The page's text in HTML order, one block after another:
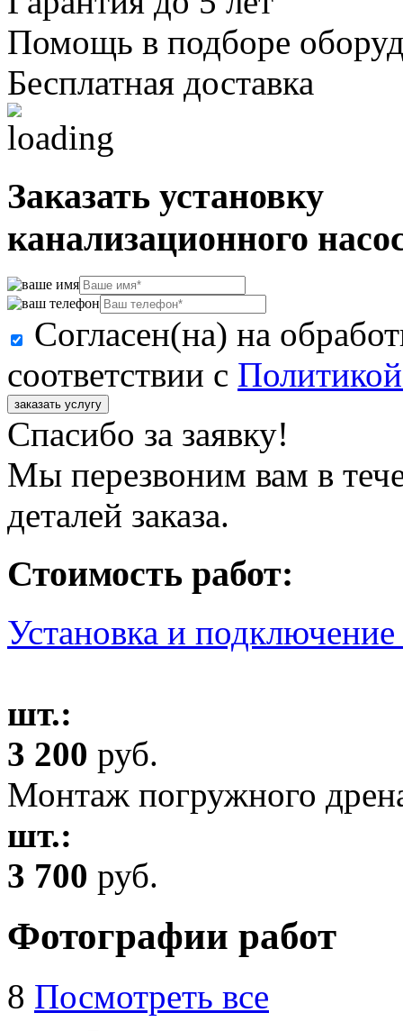
Помощь в подборе
Бесплатная доставка
Заказать установку
канализационного
Согласен(на) на
соответствии с
заказать услугу
Спасибо за заявку!
Мы перезвоним вам в
деталей заказа.
Стоимость работ:
Установка и
шт.:
3 200 руб.
Монтаж погружного
шт.:
3 700 руб.
Фотографии работ
8 Посмотреть все